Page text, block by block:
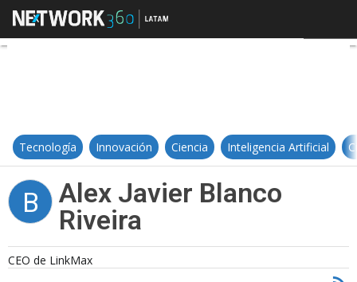
Alex Javier Blanco Riveira
Tecnología Innovación Ciencia Inteligencia Artificial
B
Alex Javier Blanco
Riveira
CEO de LinkMax